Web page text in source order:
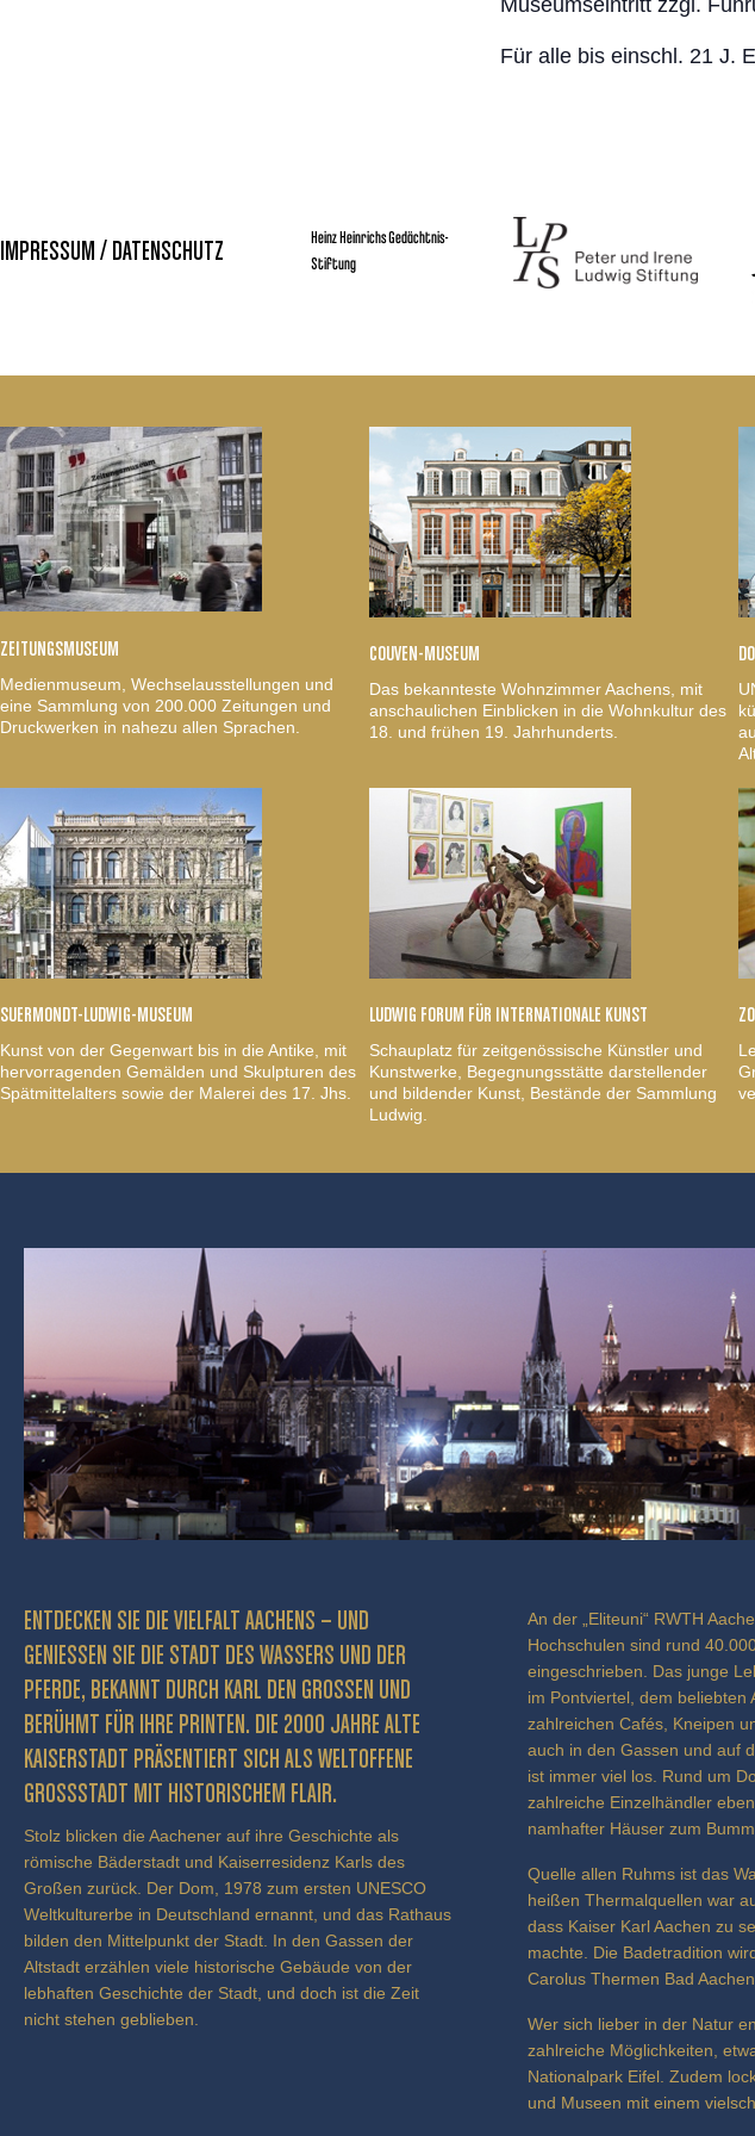
Museumseintritt zzgl.
Für alle bis einschl. 21 J.
IMPRESSUM / DATENSCHUTZ
Heinz Heinrichs Gedächtnis-
Stiftung
ZEITUNGSMUSEUM
Medienmuseum, Wechselausstellungen und
eine Sammlung von 200.000 Zeitungen und
Druckwerken in nahezu allen Sprachen.
COUVEN-MUSEUM
Das bekannteste Wohnzimmer Aachens, mit
anschaulichen Einblicken in die Wohnkultur des
18. und frühen 19. Jahrhunderts.
SUERMONDT-LUDWIG-MUSEUM
Kunst von der Gegenwart bis in die Antike, mit
hervorragenden Gemälden und Skulpturen des
Spätmittelalters sowie der Malerei des 17. Jhs.
LUDWIG FORUM FÜR INTERNATIONALE KUNST
Schauplatz für zeitgenössische Künstler und
Kunstwerke, Begegnungsstätte darstellender
und bildender Kunst, Bestände der Sammlung
Ludwig.
ENTDECKEN SIE DIE VIELFALT AACHENS – UND
GENIESSEN SIE DIE STADT DES WASSERS UND DER P
FERDE, BEKANNT DURCH KARL DEN GROSSEN UND BE
RÜHMT FÜR IHRE PRINTEN. DIE 2000 JAHRE ALTE KA
ISERSTADT PRÄSENTIERT SICH ALS WELTOFFENE GR
OSSSTADT MIT HISTORISCHEM FLAIR.
Stolz blicken die Aachener auf ihre Geschichte als
römische Bäderstadt und Kaiserresidenz Karls des
Großen zurück. Der Dom, 1978 zum ersten UNESCO
Weltkulturerbe in Deutschland ernannt, und das Rathaus
bilden den Mittelpunkt der Stadt. In den Gassen der
Altstadt erzählen viele historische Gebäude von der
lebhaften Geschichte der Stadt, und doch ist die Zeit
nicht stehen geblieben.
An der „Eliteuni“ RWTH
Hochschulen sind rund
eingeschrieben. Das junge
im Pontviertel, dem beliebten
zahlreichen Cafés, Kneipen
auch in den Gassen und auf
ist immer viel los. Rund um
zahlreiche Einzelhändler
namhafter Häuser zum
Quelle allen Ruhms ist das
heißen Thermalquellen war
dass Kaiser Karl Aachen zu
machte. Die Badetradition
Carolus Thermen Bad
Wer sich lieber in der Natur
zahlreiche Möglichkeiten,
Nationalpark Eifel. Zudem
und Museen mit einem